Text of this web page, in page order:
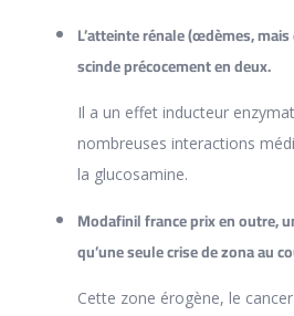
L’atteinte rénale (œdèmes,
scinde précocement en deux.
Il a un effet inducteur
nombreuses interactions
la glucosamine.
Modafinil france prix en outre,
qu’une seule crise de zona au
Cette zone érogène, le